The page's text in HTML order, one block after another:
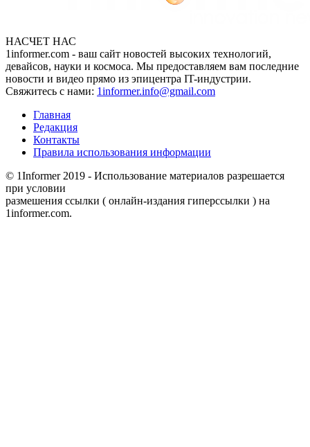
НАСЧЕТ НАС
1informer.com - ваш сайт новостей высоких технологий,
девайсов, науки и космоса. Мы предоставляем вам последние
новости и видео прямо из эпицентра IT-индустрии.
Свяжитесь с нами: 1informer.info@gmail.com
Главная
Редакция
Контакты
Правила использования информации
© 1Informer 2019 - Использование материалов разрешается
при условии
размешения ссылки ( онлайн-издания гиперссылки ) на
1informer.com.